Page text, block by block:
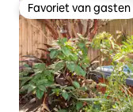
Favoriet van gasten
Favoriet van gasten